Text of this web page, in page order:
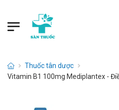
Thuốc tân dược
Vitamin B1 100mg Mediplantex -